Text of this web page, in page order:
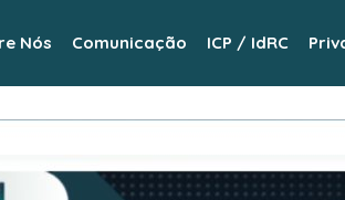
Nós Comunicação ICP / IdRC